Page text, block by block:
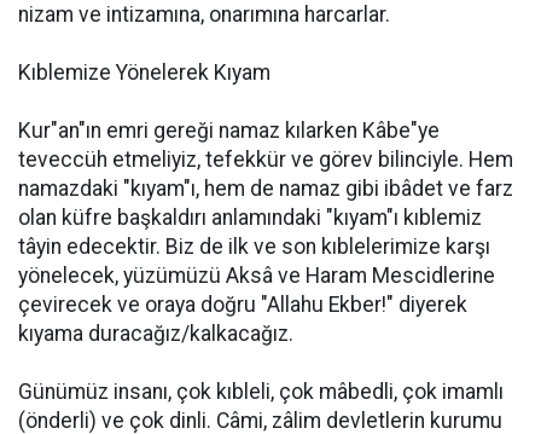
nizam ve intizamına, onarımına harcarlar.
Kıblemize Yönelerek Kıyam
Kur"an"ın emri gereği namaz kılarken Kâbe"ye
teveccüh etmeliyiz, tefekkür ve görev bilinciyle. Hem
namazdaki "kıyam"ı, hem de namaz gibi ibâdet ve farz
olan küfre başkaldırı anlamındaki "kıyam"ı kıblemiz
tâyin edecektir. Biz de ilk ve son kıblelerimize karşı
yönelecek, yüzümüzü Aksâ ve Haram Mescidlerine
çevirecek ve oraya doğru "Allahu Ekber!" diyerek
kıyama duracağız/kalkacağız.
Günümüz insanı, çok kıbleli, çok mâbedli, çok imamlı
(önderli) ve çok dinli. Câmi, zâlim devletlerin kurumu